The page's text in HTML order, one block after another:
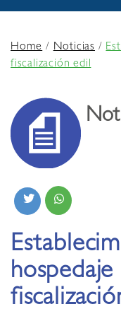
Home/Noticias /
fiscalización edil
hospedaje